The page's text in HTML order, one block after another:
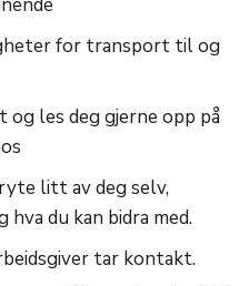
for transport til og
og les deg gjerne opp på
litt av deg selv,
du kan bidra med.
tar kontakt.